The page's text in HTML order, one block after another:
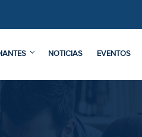
NOTICIAS EVENTOS